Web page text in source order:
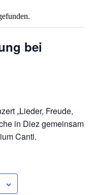
bei
„Lieder, Freude,
in Diez gemeinsam
Canti.